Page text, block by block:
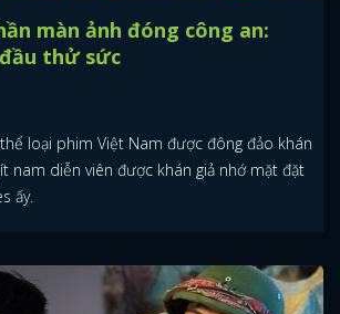
màn ảnh đóng công an:
thử sức
loại phim Việt Nam được đông đảo khán
nam diễn viên được khán giả nhớ mặt đặt
ấy.